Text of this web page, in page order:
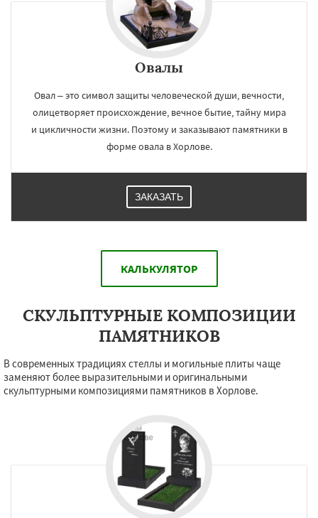
Овалы
Овал – это символ защиты человеческой души, вечности,
олицетворяет происхождение, вечное бытие, тайну мира
и цикличности жизни. Поэтому и заказывают памятники в
форме овала в Хорлове.
ЗАКАЗАТЬ
КАЛЬКУЛЯТОР
СКУЛЬПТУРНЫЕ КОМПОЗИЦИИ
ПАМЯТНИКОВ
В современных традициях стеллы и могильные плиты чаще
заменяют более выразительными и оригинальными
скульптурными композициями памятников в Хорлове.